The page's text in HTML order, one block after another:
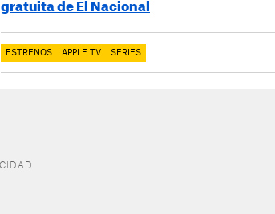
gratuita de El Nacional
ESTRENOS APPLE TV SERIES